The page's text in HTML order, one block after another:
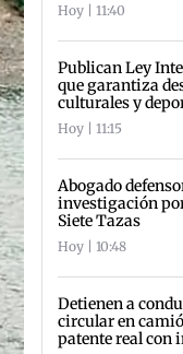
Hoy | 11:40
Publican Ley
que garantiza
culturales y
Hoy | 11:15
Abogado
investigación
Siete Tazas
Hoy | 10:48
Detienen a
circular en
patente real con